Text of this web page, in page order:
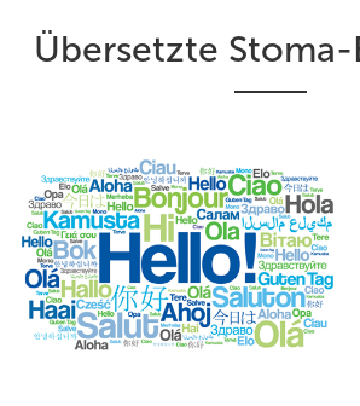
Übersetzte